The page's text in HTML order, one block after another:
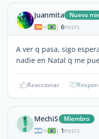
Juanmita Nuevo
| 6POSTS
A ver q pasa, sigo
nadie en Natal q me
Reaccionar
MechiS Miembro
| 1 POSTS